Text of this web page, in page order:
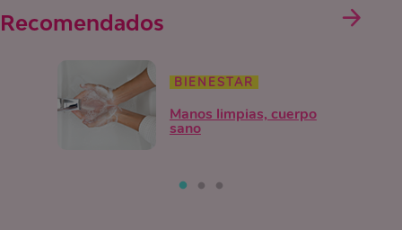
Recomendados
BIENESTAR
Manos limpias, cuerpo
sano